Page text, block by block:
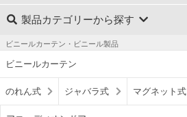
製品カテゴリーから探す
ビニールカーテン・ビニール製品
ビニールカーテン
のれん式 ジャバラ式 マグネット式